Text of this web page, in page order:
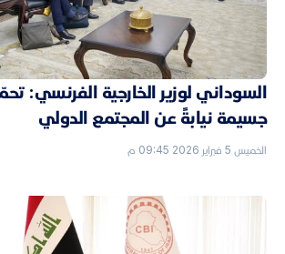
السوداني لوزير الخارجية الفرنسي:
جسيمة نيابةً عن المجتمع الدولي
الخميس 5 فبراير 2026 09:45 م